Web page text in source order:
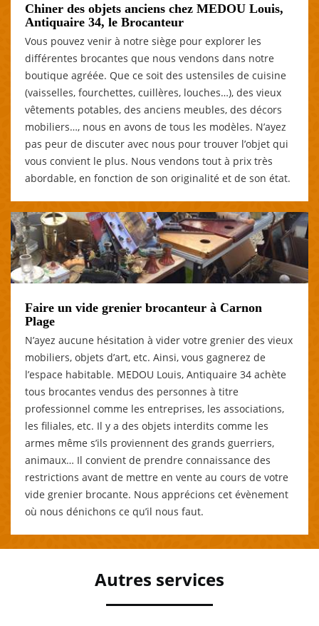
Chiner des objets anciens chez MEDOU Louis,
Antiquaire 34, le Brocanteur
Vous pouvez venir à notre siège pour explorer les
différentes brocantes que nous vendons dans notre
boutique agréée. Que ce soit des ustensiles de cuisine
(vaisselles, fourchettes, cuillères, louches…), des vieux
vêtements potables, des anciens meubles, des décors
mobiliers…, nous en avons de tous les modèles. N’ayez
pas peur de discuter avec nous pour trouver l’objet qui
vous convient le plus. Nous vendons tout à prix très
abordable, en fonction de son originalité et de son état.
Faire un vide grenier brocanteur à Carnon
Plage
N’ayez aucune hésitation à vider votre grenier des vieux
mobiliers, objets d’art, etc. Ainsi, vous gagnerez de
l’espace habitable. MEDOU Louis, Antiquaire 34 achète
tous brocantes vendus des personnes à titre
professionnel comme les entreprises, les associations,
les filiales, etc. Il y a des objets interdits comme les
armes même s’ils proviennent des grands guerriers,
animaux… Il convient de prendre connaissance des
restrictions avant de mettre en vente au cours de votre
vide grenier brocante. Nous apprécions cet évènement
où nous dénichons ce qu’il nous faut.
Autres services